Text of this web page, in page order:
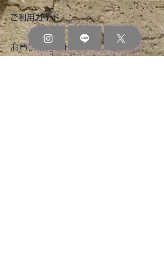
ご利用ガイド
​お買い物ガイド